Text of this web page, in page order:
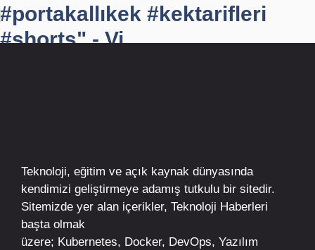
#portakallıkek #kektarifleri
#shorts" - Vi...
Teknoloji, eğitim ve açık kaynak dünyasında
kendimizi geliştirmeye adamış tutkulu bir sitedir.
Sitemizde yer alan içerikler, Teknoloji Haberleri
başta olmak
üzere; Kubernetes, Docker, DevOps, Yazılım